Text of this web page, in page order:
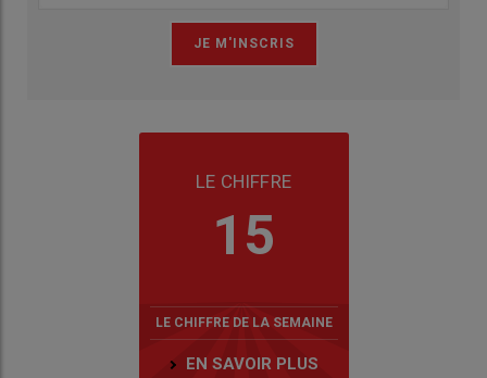
LE CHIFFRE
15
LE CHIFFRE DE LA SEMAINE
EN SAVOIR PLUS